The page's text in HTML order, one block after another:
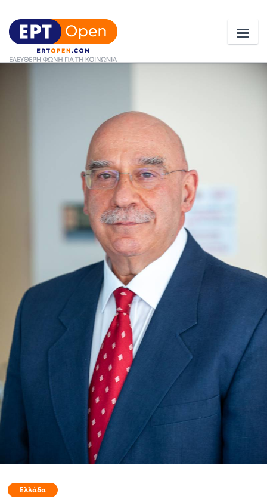
Οικονομία
Αθλητικά
Ραδιόφωνο
Εκπομπές
Ελλάδα